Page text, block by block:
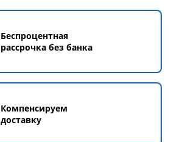
Беспроцентная
рассрочка без банка
Компенсируем
доставку